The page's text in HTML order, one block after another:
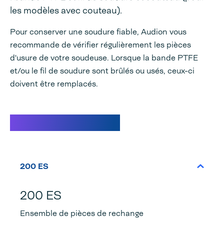
les modèles avec couteau).
Pour conserver une soudure fiable, Audion vous
recommande de vérifier régulièrement les pièces
d'usure de votre soudeuse. Lorsque la bande PTFE
et/ou le fil de soudure sont brûlés ou usés, ceux-ci
doivent être remplacés.
200 ES
200 ES
Ensemble de pièces de rechange